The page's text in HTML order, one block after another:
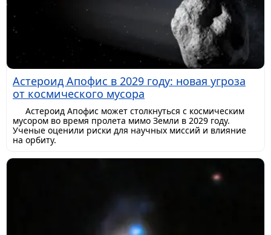
Астероид Апофис в 2029 году: новая угроза
от космического мусора
Астероид Апофис может столкнуться с космическим
мусором во время пролета мимо Земли в 2029 году.
Ученые оценили риски для научных миссий и влияние
на орбиту.